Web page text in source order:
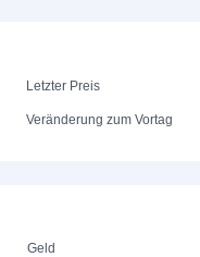
Letzter Preis
Veränderung zum Vortag
Geld